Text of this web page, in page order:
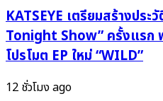
ได้
ไป
ต่อ
อย่าง
งดงาม
KATSEYE เตรียมสร้างประ
Tonight Show” ครั้งแรก
โปรโมต EP ใหม่ “WILD”
12 ชั่วโมง ago